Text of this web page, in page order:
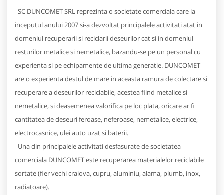
SC DUNCOMET SRL reprezinta o societate comerciala care la
inceputul anului 2007 si-a dezvoltat principalele activitati atat in
domeniul recuperarii si reciclarii deseurilor cat si in domeniul
resturilor metalice si nemetalice, bazandu-se pe un personal cu
experienta si pe echipamente de ultima generatie. DUNCOMET
are o experienta destul de mare in aceasta ramura de colectare si
recuperare a deseurilor reciclabile, acestea fiind metalice si
nemetalice, si deasemenea valorifica pe loc plata, oricare ar fi
cantitatea de deseuri feroase, neferoase, nemetalice, electrice,
electrocasnice, ulei auto uzat si baterii.
Una din principalele activitati desfasurate de societatea
comerciala DUNCOMET este recuperarea materialelor reciclabile
sortate (fier vechi craiova, cupru, aluminiu, alama, plumb, inox,
radiatoare).